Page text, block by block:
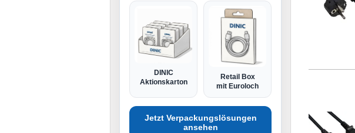
DINIC
Aktionskarton
Retail Box
mit Euroloch
Jetzt Verpackungslösungen
ansehen